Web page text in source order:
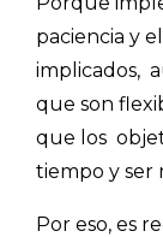
paciencia y
implicados,
que son
que los
tiempo y ser
Por eso, es